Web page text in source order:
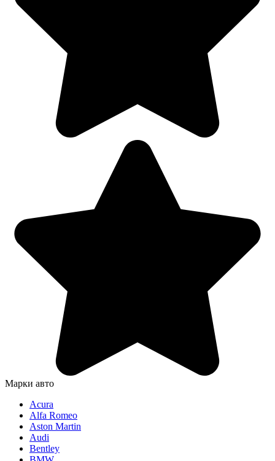
Марки авто
Acura
Alfa Romeo
Aston Martin
Audi
Bentley